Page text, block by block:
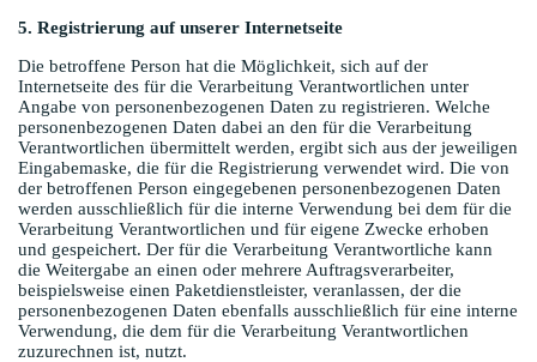
5. Registrierung auf unserer Internetseite
Die betroffene Person hat die Möglichkeit, sich auf der
Internetseite des für die Verarbeitung Verantwortlichen unter
Angabe von personenbezogenen Daten zu registrieren. Welche
personenbezogenen Daten dabei an den für die Verarbeitung
Verantwortlichen übermittelt werden, ergibt sich aus der jeweiligen
Eingabemaske, die für die Registrierung verwendet wird. Die von
der betroffenen Person eingegebenen personenbezogenen Daten
werden ausschließlich für die interne Verwendung bei dem für die
Verarbeitung Verantwortlichen und für eigene Zwecke erhoben
und gespeichert. Der für die Verarbeitung Verantwortliche kann
die Weitergabe an einen oder mehrere Auftragsverarbeiter,
beispielsweise einen Paketdienstleister, veranlassen, der die
personenbezogenen Daten ebenfalls ausschließlich für eine interne
Verwendung, die dem für die Verarbeitung Verantwortlichen
zuzurechnen ist, nutzt.